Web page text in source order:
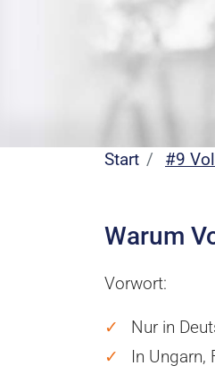
Start #9
Warum
Vorwort:
Nur in
In Ungarn,